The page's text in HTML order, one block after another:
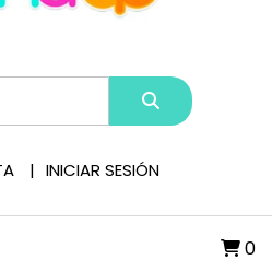
INICIAR SESIÓN
0